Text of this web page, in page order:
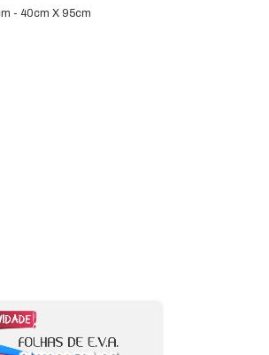
- 40cm X 95cm